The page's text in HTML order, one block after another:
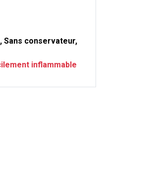
Sans conservateur,
inflammable